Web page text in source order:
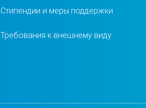
Стипендии и меры поддержки
Требования к внешнему виду